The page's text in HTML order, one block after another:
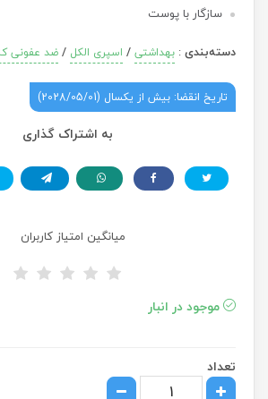
سازگار با پوست
دسته‌بندی: بهداشتی/ اسپری الکل /ضد عفونی
تاریخ انقضا: بیش از یکسال (2028/05/01)
به اشتراک گذاری
میانگین امتیاز کاربران
موجود در انبار
تعداد